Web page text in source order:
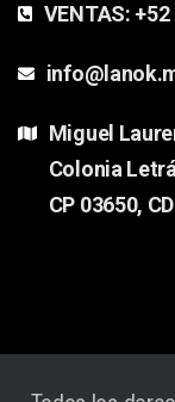
VENTAS: +52
Miguel
Colonia
CP 03650,